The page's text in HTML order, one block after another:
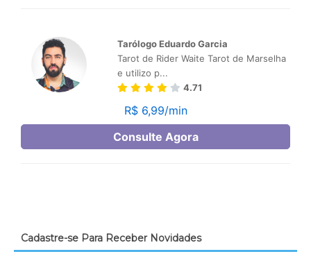
Cadastre-se Para Receber Novidades